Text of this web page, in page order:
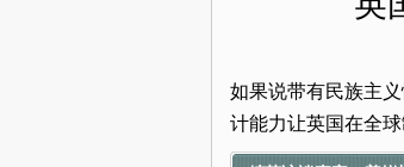
如果说带有民族主
计能力让英国在全